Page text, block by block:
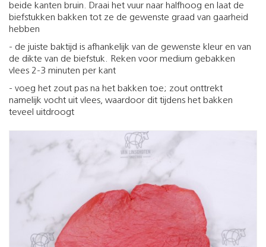
beide kanten bruin. Draai het vuur naar halfhoog en laat de
biefstukken bakken tot ze de gewenste graad van gaarheid
hebben
- de juiste baktijd is afhankelijk van de gewenste kleur en van
de dikte van de biefstuk. Reken voor medium gebakken
vlees 2-3 minuten per kant
- voeg het zout pas na het bakken toe; zout onttrekt
namelijk vocht uit vlees, waardoor dit tijdens het bakken
teveel uitdroogt